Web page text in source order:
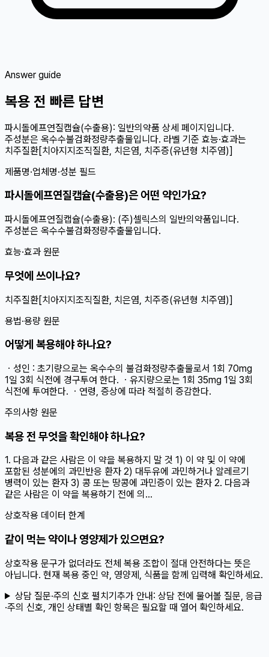
Answer guide
복용 전 빠른 답변
파시돌에프연질캡슐(수출용): 일반의약품 상세 페이지입니다.
주성분은 옥수수불검화정량추출물입니다. 라벨 기준 효능·효과는
치주질환[치아지지조직질환, 치은염, 치주증(유년형 치주염)]
제품명·업체명·성분 필드
파시돌에프연질캡슐(수출용)은 어떤 약인가요?
파시돌에프연질캡슐(수출용): (주)셀릭스의 일반의약품입니다.
주성분은 옥수수불검화정량추출물입니다.
효능·효과 원문
무엇에 쓰이나요?
치주질환[치아지지조직질환, 치은염, 치주증(유년형 치주염)]
용법·용량 원문
어떻게 복용해야 하나요?
ㆍ성인 : 초기량으로는 옥수수의 불검화정량추출물로서 1회 70mg
1일 3회 식전에 경구투여 한다. ㆍ유지량으로는 1회 35mg 1일 3회
식전에 투여한다. ㆍ연령, 증상에 따라 적절히 증감한다.
주의사항 원문
복용 전 무엇을 확인해야 하나요?
1. 다음과 같은 사람은 이 약을 복용하지 말 것 1) 이 약 및 이 약에
포함된 성분에의 과민반응 환자 2) 대두유에 과민하거나 알레르기
병력이 있는 환자 3) 콩 또는 땅콩에 과민증이 있는 환자 2. 다음과
같은 사람은 이 약을 복용하기 전에 의...
상호작용 데이터 한계
같이 먹는 약이나 영양제가 있으면요?
상호작용 문구가 없더라도 전체 복용 조합이 절대 안전하다는 뜻은
아닙니다. 현재 복용 중인 약, 영양제, 식품을 함께 입력해 확인하세요.
상담 질문·주의 신호 펼치기추가 안내: 상담 전에 물어볼 질문, 응급
·주의 신호, 개인 상태별 확인 항목은 필요할 때 열어 확인하세요.